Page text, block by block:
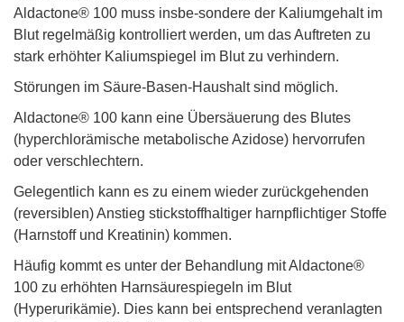
Aldactone® 100 muss insbe-sondere der Kaliumgehalt im
Blut regelmäßig kontrolliert werden, um das Auftreten zu
stark erhöhter Kaliumspiegel im Blut zu verhindern.
Störungen im Säure-Basen-Haushalt sind möglich.
Aldactone® 100 kann eine Übersäuerung des Blutes
(hyperchlorämische metabolische Azidose) hervorrufen
oder verschlechtern.
Gelegentlich kann es zu einem wieder zurückgehenden
(reversiblen) Anstieg stickstoffhaltiger harnpflichtiger Stoffe
(Harnstoff und Kreatinin) kommen.
Häufig kommt es unter der Behandlung mit Aldactone®
100 zu erhöhten Harnsäurespiegeln im Blut
(Hyperurikämie). Dies kann bei entsprechend veranlagten